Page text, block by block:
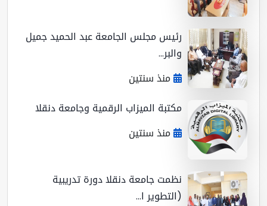
رئيس مجلس الجامعة عبد الحميد جميل
والبر...
منذ سنتين
مكتبة الميزاب الرقمية وجامعة دنقلا
منذ سنتين
نظمت جامعة دنقلا دورة تدريبية
(التطوير ا...